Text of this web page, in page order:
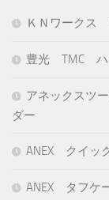
ＫＮワークス
豊光 TMC ハ
アネックスツ
ダー
ANEX クイッ
ANEX タフケ